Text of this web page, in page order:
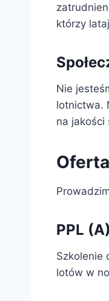
którzy
Nie
lotnictwa.
na jakości
Oferta
PPL (A)
Szkolenie
lotów w